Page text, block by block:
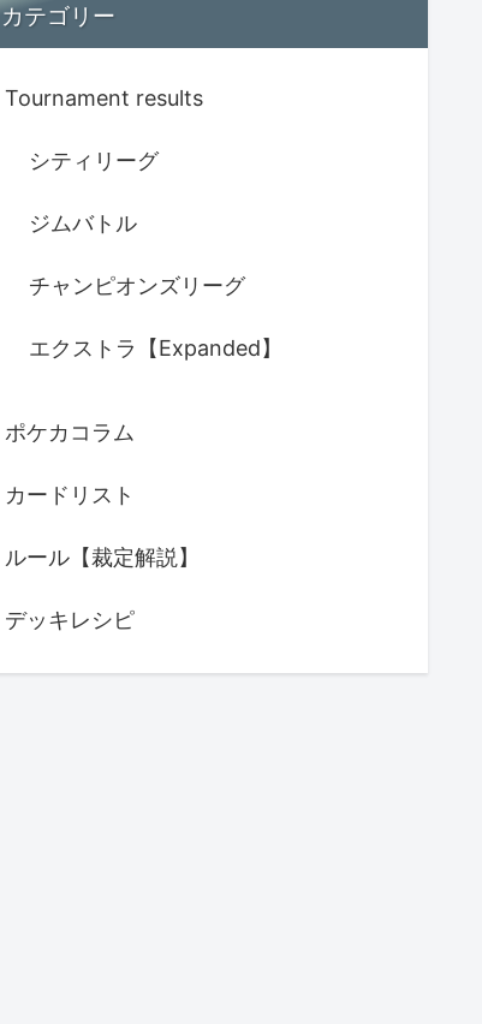
カテゴリー
Tournament results
シティリーグ
ジムバトル
チャンピオンズリーグ
エクストラ【Expanded】
ポケカコラム
カードリスト
ルール【裁定解説】
デッキレシピ